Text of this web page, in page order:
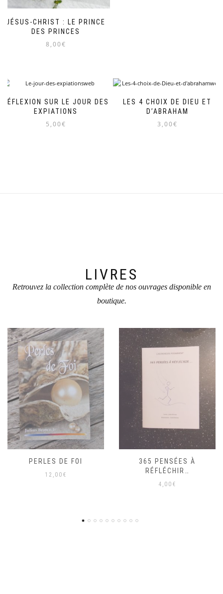
JÉSUS-CHRIST : LE PRINCE
DES PRINCES
8,00€
RÉFLEXION SUR LE JOUR DES
EXPIATIONS
5,00€
LES 4 CHOIX DE DIEU ET
D’ABRAHAM
3,00€
LIVRES
Retrouvez la collection complète de nos ouvrages disponible en
boutique.
365 PENSÉES À
RÉFLÉCHIR…
LE RÉVOLUTIONNAIRE :
L’ACTUALITÉ BRÛLANTE
DES NEUF BÉATITUDES